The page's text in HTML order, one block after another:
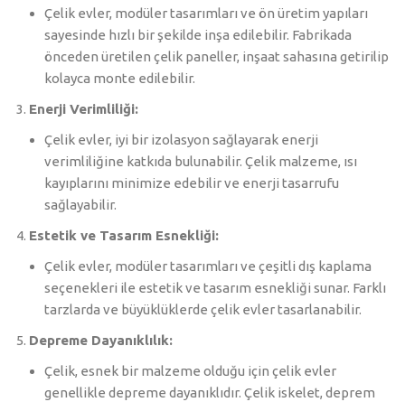
Çelik evler, modüler tasarımları ve ön üretim yapıları
sayesinde hızlı bir şekilde inşa edilebilir. Fabrikada
önceden üretilen çelik paneller, inşaat sahasına getirilip
kolayca monte edilebilir.
Enerji Verimliliği:
Çelik evler, iyi bir izolasyon sağlayarak enerji
verimliliğine katkıda bulunabilir. Çelik malzeme, ısı
kayıplarını minimize edebilir ve enerji tasarrufu
sağlayabilir.
Estetik ve Tasarım Esnekliği:
Çelik evler, modüler tasarımları ve çeşitli dış kaplama
seçenekleri ile estetik ve tasarım esnekliği sunar. Farklı
tarzlarda ve büyüklüklerde çelik evler tasarlanabilir.
Depreme Dayanıklılık:
Çelik, esnek bir malzeme olduğu için çelik evler
genellikle depreme dayanıklıdır. Çelik iskelet, deprem